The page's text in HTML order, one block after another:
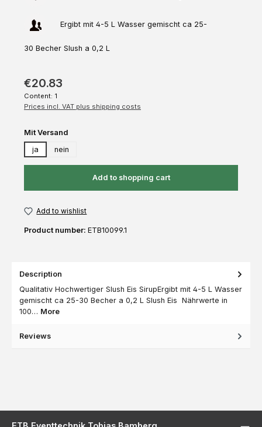
Ergibt mit 4-5 L Wasser gemischt ca 25-
30 Becher Slush a 0,2 L
€20.83
Content: 1
Prices incl. VAT plus shipping costs
Select
Mit Versand
ja
nein
Add to shopping cart
Add to wishlist
Product number: ETB10099.1
Description
Qualitativ Hochwertiger Slush Eis SirupErgibt mit 4-5 L Wasser
gemischt ca 25-30 Becher a 0,2 L Slush Eis Nährwerte in
100… More
Reviews